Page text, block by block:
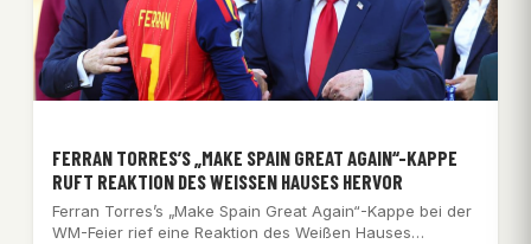
FERRAN TORRES’S „MAKE SPAIN GREAT AGAIN“-KAPPE
RUFT REAKTION DES WEISSEN HAUSES HERVOR
Ferran Torres’s „Make Spain Great Again“-Kappe bei der
WM-Feier rief eine Reaktion des Weißen Hauses…